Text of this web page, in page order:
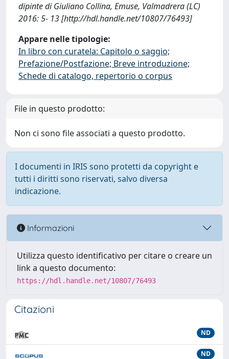
dipinte di Giuliano Collina, Emuse, Valmadrera (LC)
2016: 5- 13 [http://hdl.handle.net/10807/76493]
Appare nelle tipologie:
In libro con curatela: Capitolo o saggio;
Prefazione/Postfazione; Breve introduzione;
Schede di catalogo, repertorio o corpus
File in questo prodotto:
Non ci sono file associati a questo prodotto.
I documenti in IRIS sono protetti da copyright e
tutti i diritti sono riservati, salvo diversa
indicazione.
Informazioni
Utilizza questo identificativo per citare o creare un
link a questo documento:
https://hdl.handle.net/10807/76493
Citazioni
ND
ND